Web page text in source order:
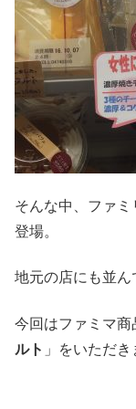
そんな中、ファ
登場。
地元の店にも並ん
今回はファミマ商
ルト 」をいただき